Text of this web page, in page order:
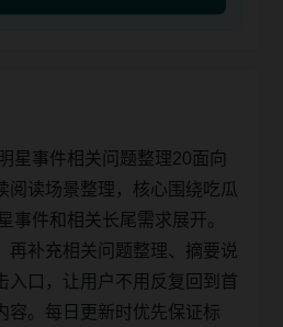
星事件相关问题整理20面向
阅读场景整理，核心围绕吃瓜
事件和相关长尾需求展开。
再补充相关问题整理、摘要说
入口，让用户不用反复回到首
容。每日更新时优先保证标